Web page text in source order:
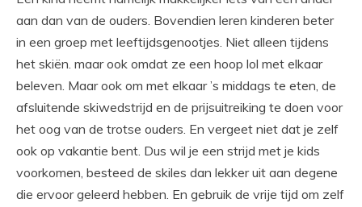
aan dan van de ouders. Bovendien leren kinderen beter
in een groep met leeftijdsgenootjes. Niet alleen tijdens
het skiën. maar ook omdat ze een hoop lol met elkaar
beleven. Maar ook om met elkaar ’s middags te eten, de
afsluitende skiwedstrijd en de prijsuitreiking te doen voor
het oog van de trotse ouders. En vergeet niet dat je zelf
ook op vakantie bent. Dus wil je een strijd met je kids
voorkomen, besteed de skiles dan lekker uit aan degene
die ervoor geleerd hebben. En gebruik de vrije tijd om zelf